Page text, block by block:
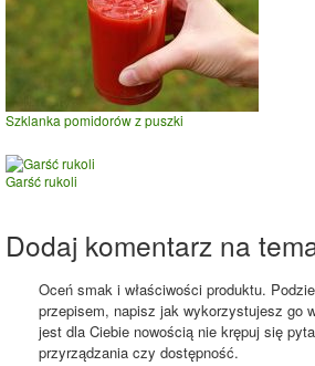
Szklanka pomidorów z puszki
Garść rukoli
Dodaj komentarz na
Oceń smak i właściwości produktu.
przepisem, napisz jak wykorzystujesz go
jest dla Ciebie nowością nie krępuj się
przyrządzania czy dostępność.